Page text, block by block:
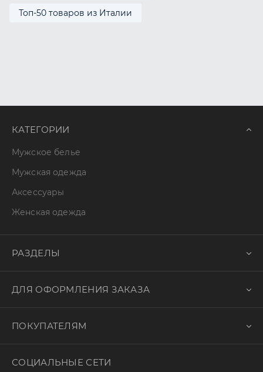
Топ-50 товаров из Италии
КАТЕГОРИИ
Мужское белье
Мужская одежда
Аксессуары
Женская одежда
РАЗДЕЛЫ
ДЛЯ ОФОРМЛЕНИЯ ЗАКАЗА
ПОКУПАТЕЛЯМ
СОЦИАЛЬНЫЕ СЕТИ